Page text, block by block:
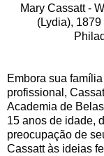
Mary Cassatt -
(Lydia),
Embora sua
profissional,
Academia de
15 anos de idade,
preocupação de
Cassatt às ideias